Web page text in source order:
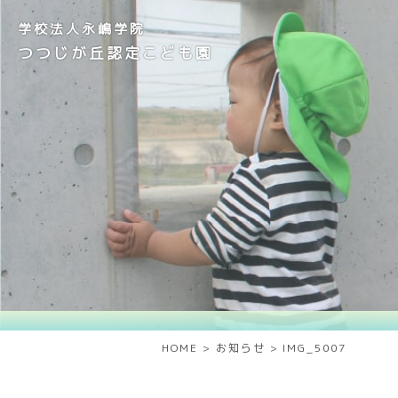
学校法人永嶋学院
つつじが丘認定こども園
HOME > お知らせ > IMG_5007